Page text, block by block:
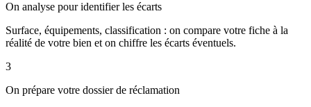
On analyse pour identifier les écarts
Surface, équipements, classification : on compare votre fiche à la
réalité de votre bien et on chiffre les écarts éventuels.
3
On prépare votre dossier de réclamation